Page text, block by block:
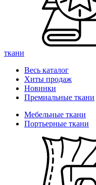
ткани
Весь каталог
Хиты продаж
Новинки
Премиальные ткани
Мебельные ткани
Портьерные ткани